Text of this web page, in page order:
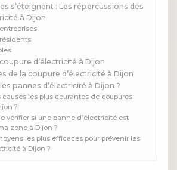
s’éteignent : Les répercussions des
à Dijon
d’électricité à Dijon
de la coupure d’électricité à Dijon
pannes d’électricité à Dijon ?
causes les plus courantes de coupures
?
vérifier si une panne d’électricité est
zone à Dijon ?
les plus efficaces pour prévenir les
à Dijon ?